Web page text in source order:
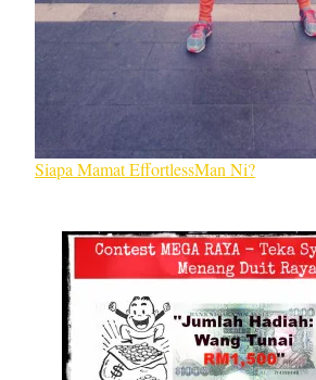
Siapa Mamat EffortlessMan Ni?